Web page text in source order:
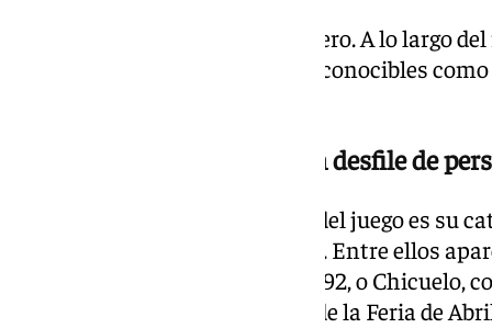
No es el único homenaje futbolero. A lo largo
inspiradas en elementos tan reconocibles
De Curro a Juan y Medio: un desfile de
Uno de los mayores atractivos del juego es su
inspirados en iconos populares. Entre ellos
inolvidable mascota de la Expo 92, o Chicuelo,
criatura basada en un farolillo de la Feria de